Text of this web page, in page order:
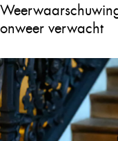
onweer verwacht